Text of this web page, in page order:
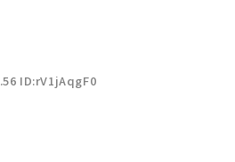
ID:rV1jAqgF0